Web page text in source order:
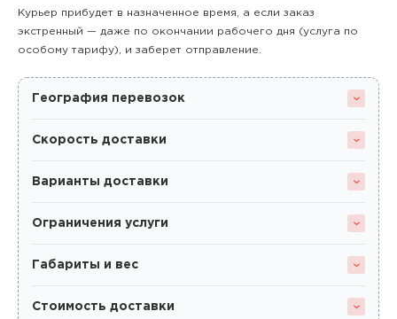
Курьер прибудет в назначенное время, а если заказ
экстренный — даже по окончании рабочего дня (услуга по
особому тарифу), и заберет отправление.
География перевозок
Скорость доставки
Варианты доставки
Ограничения услуги
Габариты и вес
Стоимость доставки